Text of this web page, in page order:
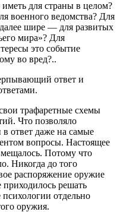
иметь для страны в целом?
военного ведомства? Для
шире — для развитых
мира»? Для
это событие
во вред?..
ответ и
трафаретные схемы
Что позволяло
ответ даже на самые
вопросы. Настоящее
Потому что
Никогда до того
распоряжение оружие
решать
отдельно
оружия.